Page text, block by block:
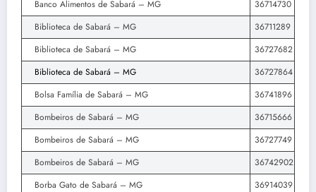
Banco Alimentos de Sabará – MG
36714730
Biblioteca de Sabará – MG
36711289
Biblioteca de Sabará – MG
36727682
Biblioteca de Sabará – MG
36727864
Bolsa Família de Sabará – MG
36741896
Bombeiros de Sabará – MG
36715666
Bombeiros de Sabará – MG
36727749
Bombeiros de Sabará – MG
36742902
Borba Gato de Sabará – MG
36914039